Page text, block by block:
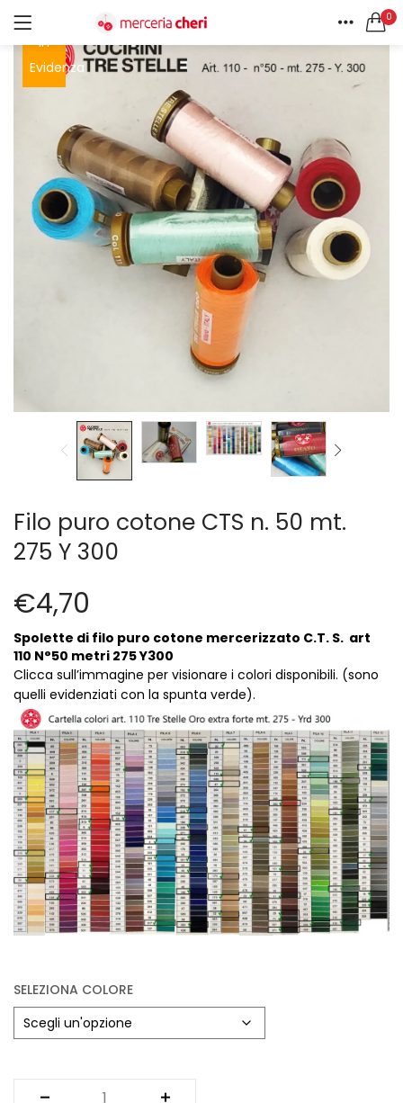
0
ACCEDI REGISTRATI
Ricordami
Password dimenticata?
CERCA IN:
Accessori Design (56)
Accessori merceria (94)
Cesti portalavoro (8)
Aghi e spilli (24)
Applicazioni (26)
Bottoni Vintage (204)
Lotti di Bottoni vintage (27)
Bottoni/alamari/automatici (46)
Cerniere lampo / Zip/Fibbie (27)
Elastici (10)
Filati (32)
filati cucirini e affini (9)
Guanti (1)
LANA (27)
Nastri, fettucce, cordoni, (49)
Prodotti per la sartoria (34)
Ricamo (119)
Quadri Mezzo Punto (92)
Canovacci Completi di Filati e Ago (24)
Sciarpe (8)
Set di Bottoni Vintage (77)
Swarovski (2)
Vintage (165)
In
Evidenza
Filo puro cotone CTS n. 50 mt.
275 Y 300
€4,70
Spolette di filo puro cotone mercerizzato C.T. S. art
110 N°50 metri 275 Y300
Clicca sull’immagine per visionare i colori disponibili. (sono
quelli evidenziati con la spunta verde).
SELEZIONA COLORE